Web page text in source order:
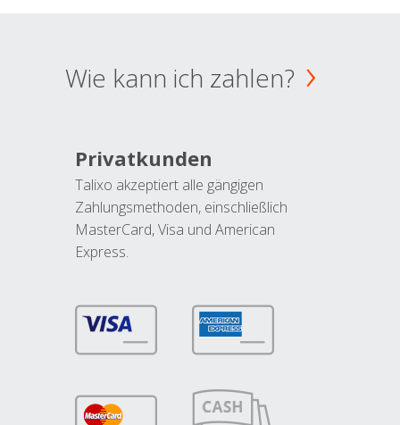
Wie kann ich zahlen?
Privatkunden
Talixo akzeptiert alle gängigen
Zahlungsmethoden, einschließlich
MasterCard, Visa und American
Express.